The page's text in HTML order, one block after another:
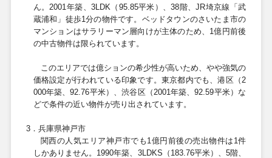
ん。2001年築、 3LDK（ 95.85平米 ）、38階、JR埼京線「武
蔵浦和」徒歩1分の物件です。ベッドタウンのさいたま市の
マンションはサラリーマン層向けが主体のため、 1億円前後
の中古物件は限られています。
このエリアでは億ションの希少性が高いため、やや強気の
価格設定が行われている印象です。東京都内でも、港区（2
000年築、92.76平米）、渋谷区（2001年築、92.59平米）な
どで条件の近い物件が売り出されています。
3．兵庫県神戸市
関西の人気エリア神戸市でも 1億円前後の売出物件は 1件
しかありません。 1990年築、3LDKS （ 183.76平米）、5階、